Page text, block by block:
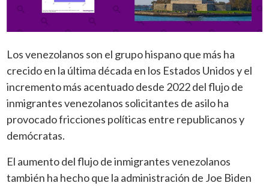
Los venezolanos son el grupo hispano que más ha
crecido en la última década en los Estados Unidos y el
incremento más acentuado desde 2022 del flujo de
inmigrantes venezolanos solicitantes de asilo ha
provocado fricciones políticas entre republicanos y
demócratas.
El aumento del flujo de inmigrantes venezolanos
también ha hecho que la administración de Joe Biden